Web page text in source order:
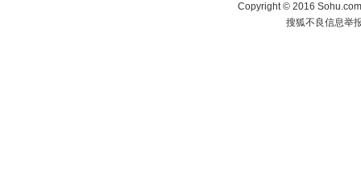
Copyright©2016
搜狐不良信息举